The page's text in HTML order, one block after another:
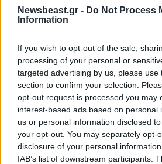
Newsbeast.gr - Do Not Process
Information
If you wish to opt-out of the sale,
processing of your personal or
targeted advertising by us, please use
section to confirm your selection.
opt-out request is processed you may
interest-based ads based on personal
us or personal information disclosed
your opt-out. You may separately opt-
disclosure of your personal
IAB’s list of downstream participants.
Το «καλλιτεχνικό έγκλημα
Ακολουθήστε το NEWSBEAST
και μάθετε πρώτοι όλες